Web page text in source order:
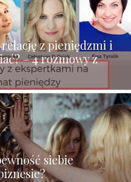
z pieniędzmi i
– 4 rozmowy z
siebie